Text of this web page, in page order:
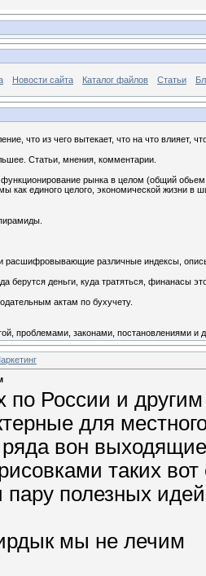
Новости сайта Каталог файлов Статьи
что из чего вытекает, что на что влияет,
Статьи, мнения, комментарии.
рынка в целом (общий
как единого целого, экономической жизни в
расшифровывающие различные индексы,
берутся деньги, куда тратяться, финанасы
актам по бухучету.
проблемами, законами, постановлениями и
по России и
для
вон
таких
полезных
мы не лечим